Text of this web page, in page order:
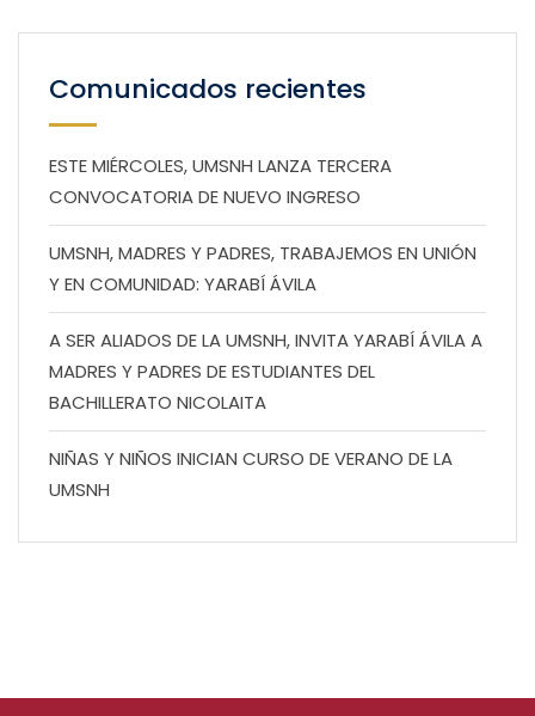
Comunicados recientes
ESTE MIÉRCOLES, UMSNH LANZA TERCERA
CONVOCATORIA DE NUEVO INGRESO
UMSNH, MADRES Y PADRES, TRABAJEMOS EN UNIÓN
Y EN COMUNIDAD: YARABÍ ÁVILA
A SER ALIADOS DE LA UMSNH, INVITA YARABÍ ÁVILA A
MADRES Y PADRES DE ESTUDIANTES DEL
BACHILLERATO NICOLAITA
NIÑAS Y NIÑOS INICIAN CURSO DE VERANO DE LA
UMSNH